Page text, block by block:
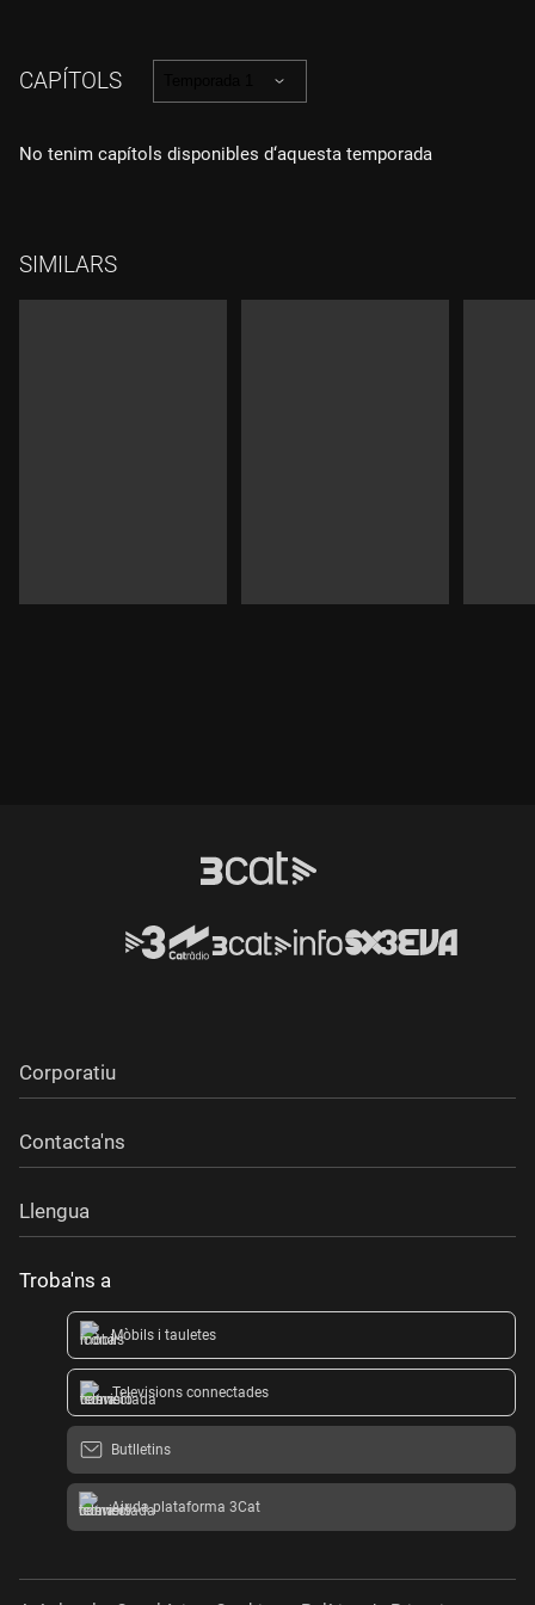
CAPÍTOLS
No tenim capítols disponibles d‘aquesta temporada
SIMILARS
Corporatiu
Contacta'ns
Llengua
Troba'ns a
Mòbils i tauletes
Televisions connectades
Butlletins
Ajuda plataforma 3Cat